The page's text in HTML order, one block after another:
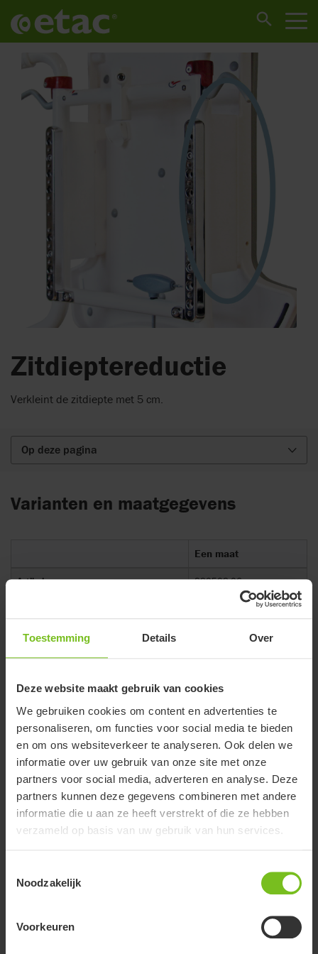
Toestemming Details Over
Deze website maakt gebruik van cookies
We gebruiken cookies om content en advertenties te
personaliseren, om functies voor social media te bieden
en om ons websiteverkeer te analyseren. Ook delen we
informatie over uw gebruik van onze site met onze
partners voor social media, adverteren en analyse. Deze
partners kunnen deze gegevens combineren met andere
informatie die u aan ze heeft verstrekt of die ze hebben
verzameld op basis van uw gebruik van hun services.
Noodzakelijk
Voorkeuren
Zitdieptereductie
Verkleint de zitdiepte met 5 cm.
Op deze pagina
Varianten en maatgegevens
Een maat
Artikelnummer 880508-06
Documenten
Het downloaden van gebruikershandleidingen is alleen bedoeld als
aanvulling op de meegeleverde geprinte versie. De producten
waarnaar wordt verwezen kunnen zonder voorafgaande kennisgeving
worden gewijzigd en de lezer wordt geadviseerd om te zorgen voor
samenhang met de productversie en het artikelnummer, evenals de
juiste vertaling.
Selecteer een document filter
Montage handleiding